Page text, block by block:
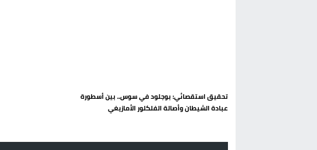
تحقيق استقصائي: بوجلود في سوس.. بين أسطورة
عبادة الشيطان وأصالة الفلكلور الأمازيغي